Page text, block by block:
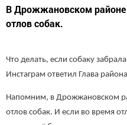
В Дрожжановском районе
отлов собак.
Что делать, если собаку
Инстаграм ответил Глава
Напомним, в Дрожжановском
отлов собак. И если во время